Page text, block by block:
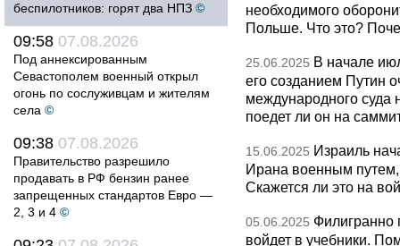
беспилотников: горят два НПЗ ©
09:58 07.08.2026
Под аннексированным
Севастополем военный открыл
огонь по сослуживцам и жителям
села ©
09:38 07.08.2026
Правительство разрешило
продавать в РФ бензин ранее
запрещенных стандартов Евро —
2, 3 и 4 ©
необходимого
Польше. Что это?
25.06.2025 В начале
его созданием Путин
международного суда
поедет ли он на
15.06.2025 Израиль
Ирана военным путем,
Скажется ли это на
05.06.2025 Филигранно
войдет в учебники.